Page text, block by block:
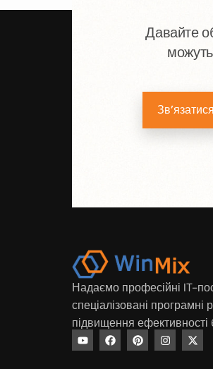
Давайте
Зв’язатися
Надаємо професійні IT-
спеціалізовані програмні
підвищення ефективності